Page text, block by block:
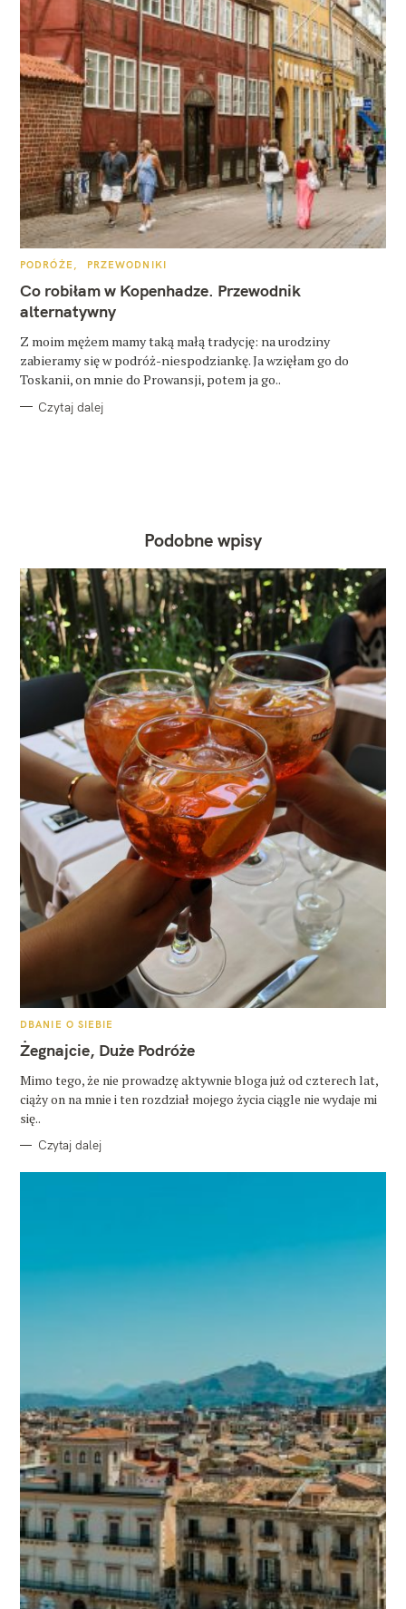
K
T
E
G
O
I
PODRÓŻE PRZEWODNIKI
Co robiłam w Kopenhadze. Przewodnik
alternatywny
Z moim mężem mamy taką małą tradycję: na urodziny
zabieramy się w podróż-niespodziankę. Ja wzięłam go do
Toskanii, on mnie do Prowansji, potem ja go..
Czytaj dalej
Podobne wpisy
K
T
E
O
R
I
DBANIE O SIEBIE
Żegnajcie, Duże Podróże
Mimo tego, że nie prowadzę aktywnie bloga już od czterech lat,
ciąży on na mnie i ten rozdział mojego życia ciągle nie wydaje mi
się..
Czytaj dalej